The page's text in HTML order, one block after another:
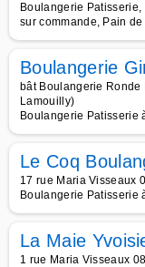
Boulangerie
sur commande, Pain de
Boulangerie
bât Boulangerie Ronde
Lamouilly)
Boulangerie Patisserie
Le Coq
17 rue Maria Visseaux
Boulangerie Patisserie
La Maie
1 rue Maria Visseaux